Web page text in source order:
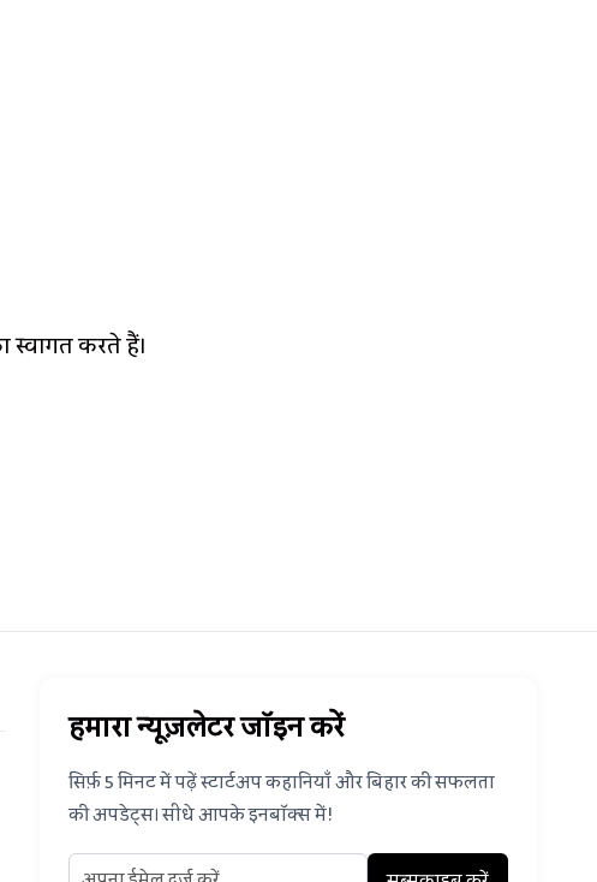
करते हैं।
हमारा न्यूज़लेटर जॉइन करें
सिर्फ़ 5 मिनट में पढ़ें स्टार्टअप कहानियाँ और बिहार की सफलता
की अपडेट्स। सीधे आपके इनबॉक्स में!